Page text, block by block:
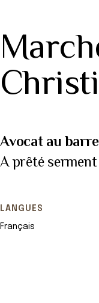
Avocat au
A prêté serment
LANGUES
Français